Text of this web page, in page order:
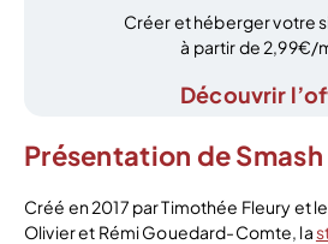
Créer et héberger votre
à partir de 2,99€/
Découvrir
Présentation de Smash
Créé en 2017 par Timothée Fleury et
Olivier et Rémi Gouedard-Comte, la